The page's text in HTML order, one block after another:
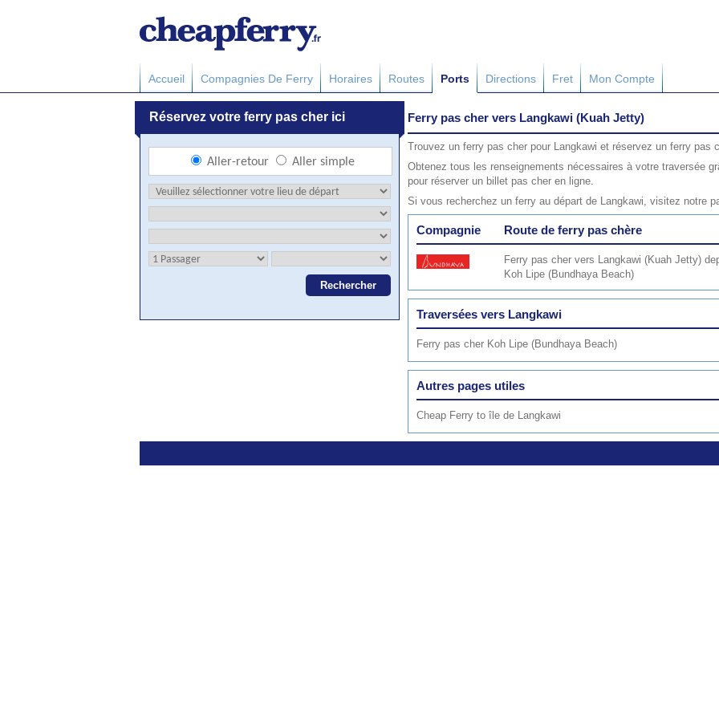
Accueil Compagnies De Ferry Horaires Routes Ports Directions Fret Mon Compte
Ferry pas cher vers Langkawi (Kuah Jetty)
Trouvez un ferry pas cher pour Langkawi et réservez un ferry pas
Obtenez tous les renseignements nécessaires à votre traversée
pour réserver un billet pas cher en ligne.
Si vous recherchez un ferry au départ de Langkawi, visitez notre
Compagnie Route de ferry pas chère
Ferry pas cher vers Langkawi (Kuah Jetty)
Koh Lipe (Bundhaya Beach)
Traversées vers Langkawi
Ferry pas cher Koh Lipe (Bundhaya Beach)
Autres pages utiles
Cheap Ferry to île de Langkawi